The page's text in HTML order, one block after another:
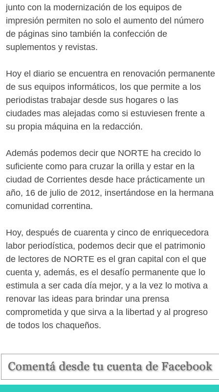
junto con la modernización de los equipos de
impresión permiten no solo el aumento del número
de páginas sino también la confección de
suplementos y revistas.
Hoy el diario se encuentra en renovación permanente
de sus equipos informáticos, los que permite a los
periodistas trabajar desde sus hogares o las
ciudades mas alejadas como si estuviesen frente a
su propia máquina en la redacción.
Además podemos decir que NORTE ha crecido lo
suficiente como para cruzar la orilla y estar en la
ciudad de Corrientes desde hace prácticamente un
año, 16 de julio de 2012, insertándose en la hermana
comunidad correntina.
Hoy, después de cuarenta y cinco de enriquecedora
labor periodística, podemos decir que el patrimonio
de lectores de NORTE es el gran capital con el que
cuenta y, además, es el desafío permanente que lo
estimula a ser cada día mejor, y a la vez lo motiva a
renovar las ideas para brindar una prensa
comprometida y que sirva a la libertad y al progreso
de todos los chaqueños.